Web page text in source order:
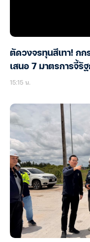
ตัดวงจรทุนสีเทา! ก
เสนอ 7 มาตรการจี้รั
15:15 น.